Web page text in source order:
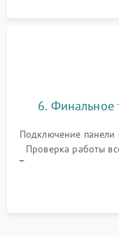
6. Финальное
Подключение панели
Проверка работы
Тестирование
остаточного